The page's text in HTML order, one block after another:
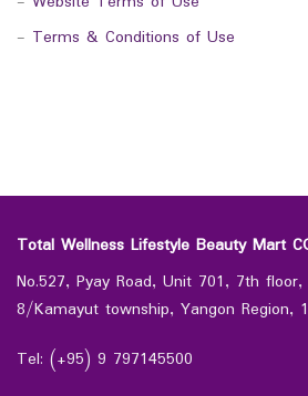
- Terms & Conditions of Use
Total Wellness Lifestyle Beauty Mart
No.527, Pyay Road, Unit 701, 7th
8/Kamayut township, Yangon Region,
Tel: (+95) 9 797145500